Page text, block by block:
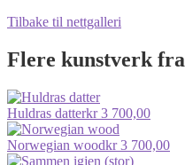
Tilbake til nettgalleri
Flere kunstverk fra
Huldras datterkr3 700,00
Norwegian woodkr3 700,00